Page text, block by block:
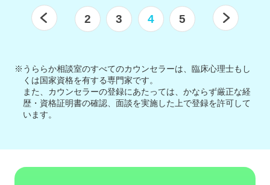
2 3 4 5
※うららか相談室のすべてのカウンセラーは、臨床心理士もし
くは国家資格を有する専門家です。
また、カウンセラーの登録にあたっては、かならず厳正な経
歴・資格証明書の確認、面談を実施した上で登録を許可して
います。